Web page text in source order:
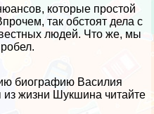
которые простой
так обстоят дела с
людей. Что же, мы
биографию Василия
жизни Шукшина читайте